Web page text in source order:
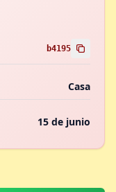
b4195
Casa
15 de junio